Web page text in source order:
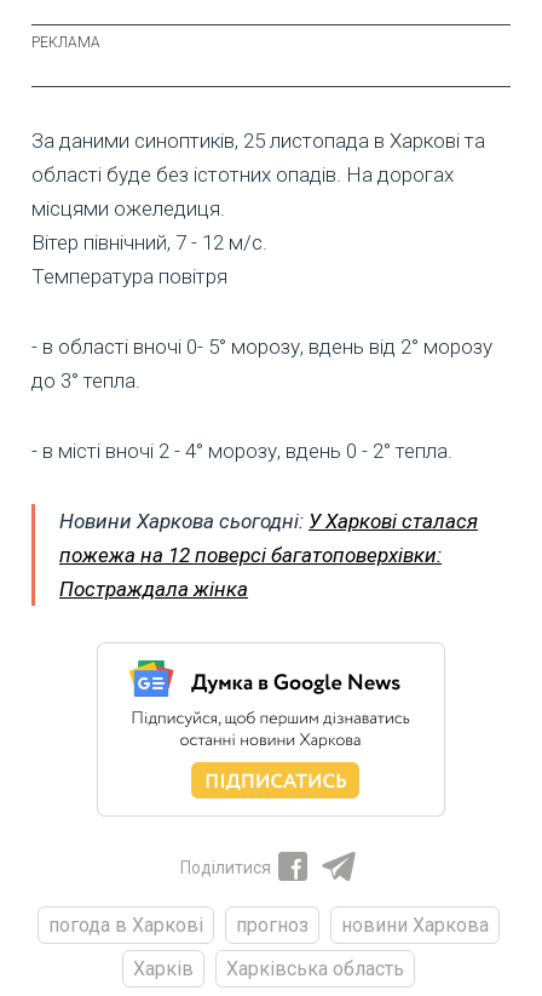
За даними синоптиків, 25 листопада в Харкові та
області буде без істотних опадів. На дорогах
місцями ожеледиця.
Вітер північний, 7 - 12 м/с.
Температура повітря
- в області вночі 0- 5° морозу, вдень від 2° морозу
до 3° тепла.
- в місті вночі 2 - 4° морозу, вдень 0 - 2° тепла.
Новини Харкова сьогодні: У Харкові сталася
пожежа на 12 поверсі багатоповерхівки:
Постраждала жінка
Поділитися
погода в Харкові прогноз
новини Харкова
Харків
Харківська область